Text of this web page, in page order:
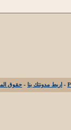
- اربط مدونتك بنا - حقوق